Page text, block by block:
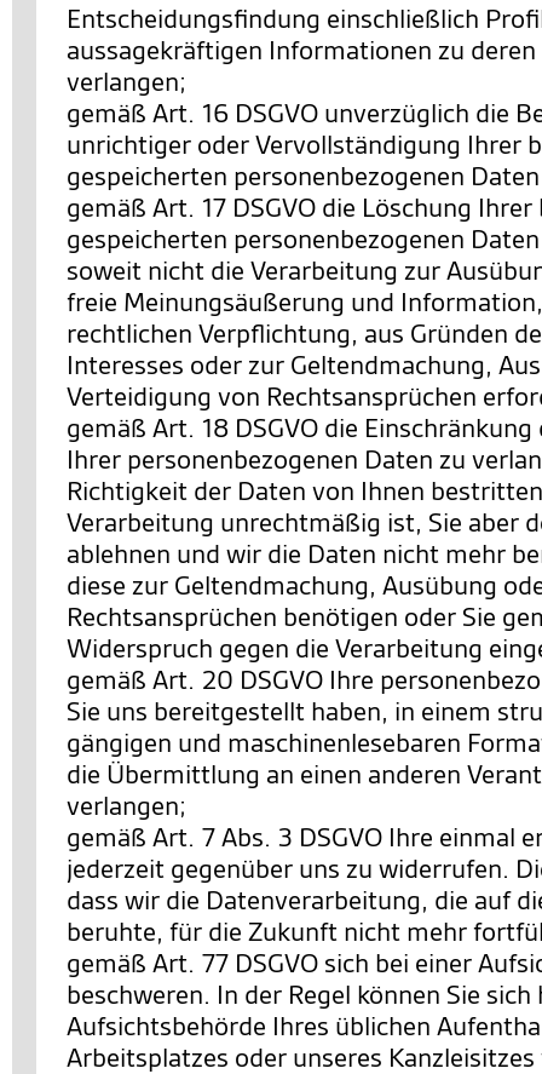
Entscheidungsfindung einschließlich
aussagekräftigen Informationen zu
verlangen;
gemäß Art. 16 DSGVO unverzüglich die
unrichtiger oder Vervollständigung Ihrer
gespeicherten personenbezogenen
gemäß Art. 17 DSGVO die Löschung Ihrer
gespeicherten personenbezogenen
soweit nicht die Verarbeitung zur
freie Meinungsäußerung und
rechtlichen Verpflichtung, aus Gründen
Interesses oder zur Geltendmachung,
Verteidigung von Rechtsansprüchen
gemäß Art. 18 DSGVO die
Ihrer personenbezogenen Daten zu
Richtigkeit der Daten von Ihnen
Verarbeitung unrechtmäßig ist, Sie aber
ablehnen und wir die Daten nicht mehr
diese zur Geltendmachung, Ausübung
Rechtsansprüchen benötigen oder Sie
Widerspruch gegen die Verarbeitung
gemäß Art. 20 DSGVO Ihre
Sie uns bereitgestellt haben, in einem
gängigen und maschinenlesebaren
die Übermittlung an einen anderen
verlangen;
gemäß Art. 7 Abs. 3 DSGVO Ihre einmal
jederzeit gegenüber uns zu widerrufen.
dass wir die Datenverarbeitung, die auf
beruhte, für die Zukunft nicht mehr
gemäß Art. 77 DSGVO sich bei einer
beschweren. In der Regel können Sie
Aufsichtsbehörde Ihres üblichen
Arbeitsplatzes oder unseres